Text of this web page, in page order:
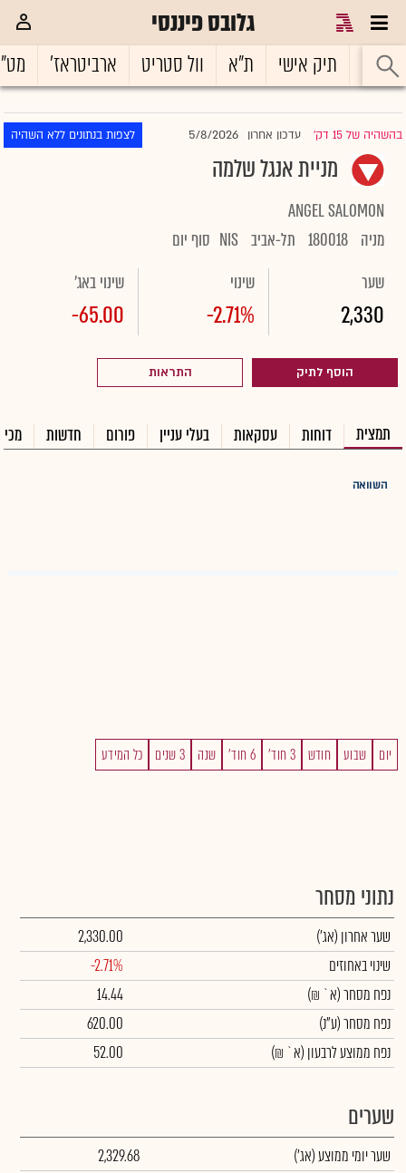
גלובס פיננסי
ראשי תיק אישי ת"א וול סטריט ארביטראז'
בהשהיה של 15 דק' |עדכון אחרון 5/8/2026 לצפות בנתונים ללא השהיה
מניית אנגל שלמה
ANGEL SALOMON
מניה 180018 תל-אביב NIS סוף יום
שער
2,330
שינוי
-2.71%
שינוי באג'
-65.00
הוסף לתיק התראות
תמצית דוחות עסקאות בעלי עניין פורום חדשות
השוואה
יום שבוע חודש 3 חוד' 6 חוד' שנה 3 שנים כל המידע
נתוני מסחר
שער אחרון (אג')
2,330.00
שינוי באחוזים
-2.71%
נפח מסחר(א` ₪)
14.44
נפח מסחר(ע"נ)
620.00
נפח ממוצע לרבעון (א` ₪)
52.00
שערים
שער יומי ממוצע(אג')
2,329.68